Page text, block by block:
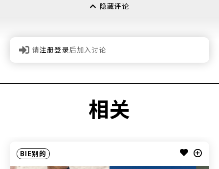
隐藏评论
请注册登录后加入讨论
相关
BIE别的